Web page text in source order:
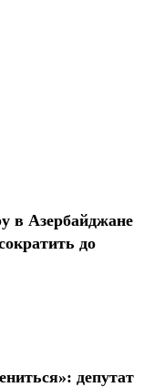
в Азербайджане
до
депутат